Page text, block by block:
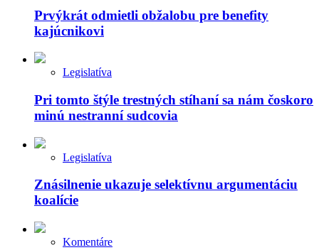
Prvýkrát odmietli obžalobu pre benefity
kajúcnikovi
Legislatíva
Pri tomto štýle trestných stíhaní sa nám čoskoro
minú nestranní sudcovia
Legislatíva
Znásilnenie ukazuje selektívnu argumentáciu
koalície
Komentáre